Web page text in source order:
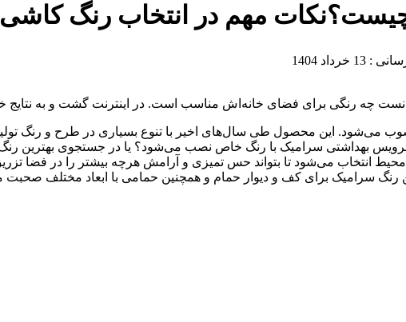
مهم در انتخاب رنگ
13 خرداد 1404
چه رنگی برای فضای خانه‌اش مناسب است. در اینترنت گشت و به نتایج
می‌شود. این محصول طی سال‌های اخیر با تنوع بسیاری در طرح و رنگ
سرویس بهداشتی سرامیک با رنگ خاص نصب می‌شود؟ یا در جستجوی بهترین
انتخاب می‌شود تا بتواند حس تمیزی و آرامش هرچه بیشتر را در فضا
رنگ سرامیک برای کف و دیوار حمام و همچنین حمامی با ابعاد مختلف صحبت